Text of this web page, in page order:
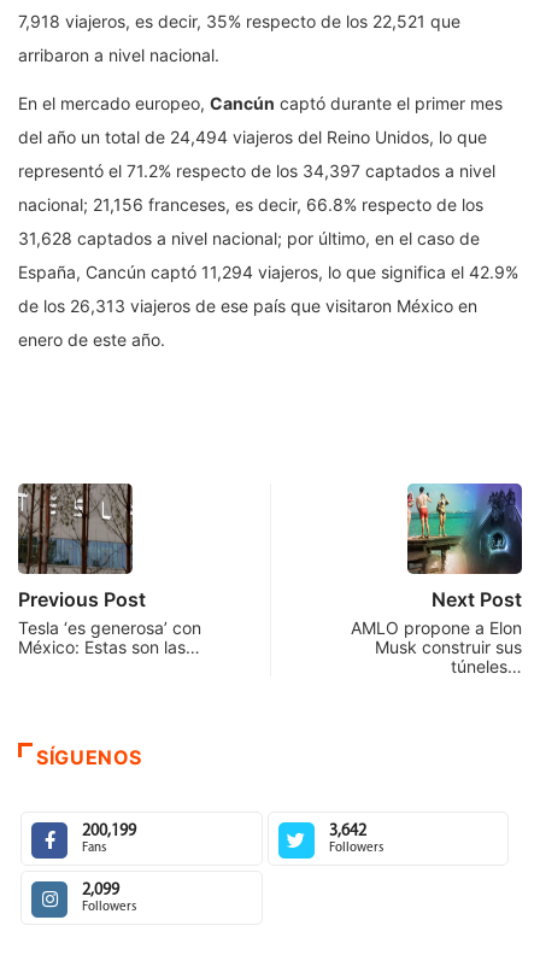
7,918 viajeros, es decir, 35% respecto de los 22,521 que
arribaron a nivel nacional.
En el mercado europeo, Cancún captó durante el primer mes
del año un total de 24,494 viajeros del Reino Unidos, lo que
representó el 71.2% respecto de los 34,397 captados a nivel
nacional; 21,156 franceses, es decir, 66.8% respecto de los
31,628 captados a nivel nacional; por último, en el caso de
España, Cancún captó 11,294 viajeros, lo que significa el 42.9%
de los 26,313 viajeros de ese país que visitaron México en
enero de este año.
Previous Post
Tesla ‘es generosa’ con
México: Estas son las…
Next Post
AMLO propone a Elon
Musk construir sus
túneles…
SÍGUENOS
200,199
Fans
3,642
Followers
2,099
Followers